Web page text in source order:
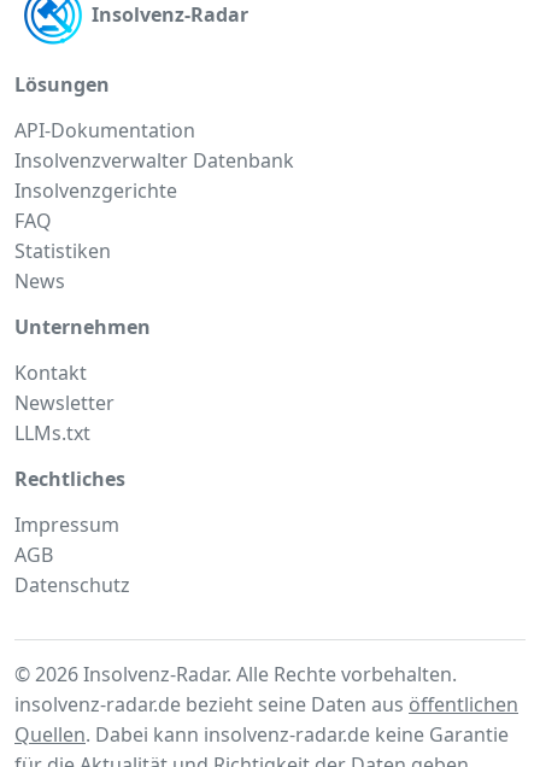
Insolvenz-Radar
Lösungen
API-Dokumentation
Insolvenzverwalter Datenbank
Insolvenzgerichte
FAQ
Statistiken
News
Unternehmen
Kontakt
Newsletter
LLMs.txt
Rechtliches
Impressum
AGB
Datenschutz
© 2026 Insolvenz-Radar. Alle Rechte vorbehalten.
insolvenz-radar.de bezieht seine Daten aus öffentlichen
Quellen. Dabei kann insolvenz-radar.de keine Garantie